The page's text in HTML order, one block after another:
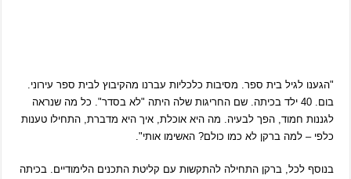
"הגענו לגיל בית ספר. מסיבות כלכליות עברנו מהקיבוץ לבית ספר עירוני.
בום. 40 ילד בכיתה. שם החריגות שלה היתה "לא בסדר". כל מה שנראה
לגננות חמוד, הפך לבעיה. מה היא אוכלת, איך היא מדברת, התחילו טענות
כלפי – למה ברקן לא כמו כולם? האשימו אותי".
בנוסף לכל, ברקן התחילה להתקשות עם קליטת התכנים הלימודיים. בכיתה